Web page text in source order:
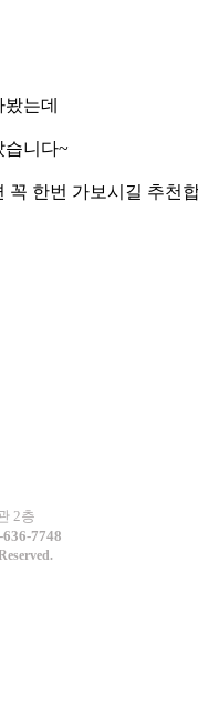
는데
습니다~
꼭 한번 가보시길 추천
2층
7748